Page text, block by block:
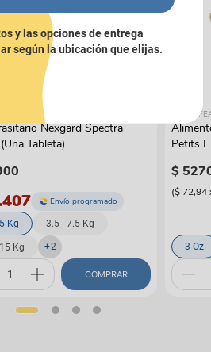
Nexgard Spectra
Tableta)
Envío programado
Kg 3.5 - 7.5 Kg
Kg +2
COMPRAR
FANCY
Petits
$
($ 72,94
3 Oz
y las opciones de entrega
según la ubicación que elijas.